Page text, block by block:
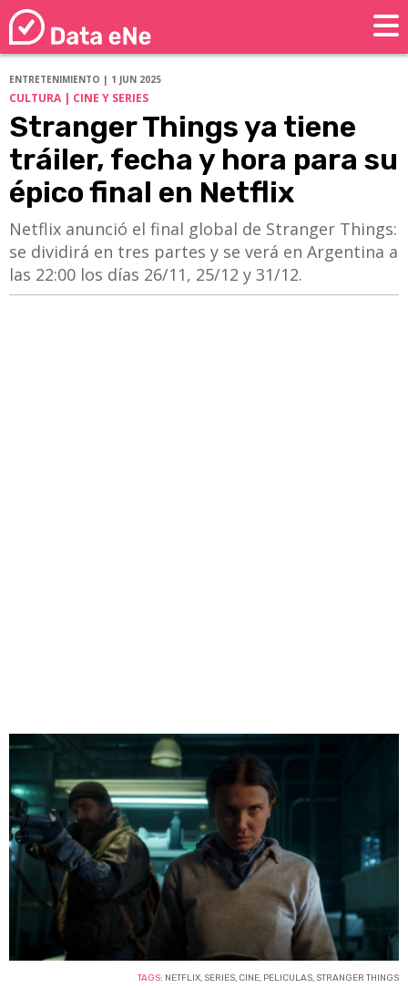
ENTRETENIMIENTO | 1 JUN 2025
CULTURA | CINE Y SERIES
Stranger Things ya tiene
tráiler, fecha y hora para su
épico final en Netflix
Netflix anunció el final global de Stranger Things:
se dividirá en tres partes y se verá en Argentina a
las 22:00 los días 26/11, 25/12 y 31/12.
TAGS: NETFLIX, SERIES, CINE, PELICULAS, STRANGER THINGS